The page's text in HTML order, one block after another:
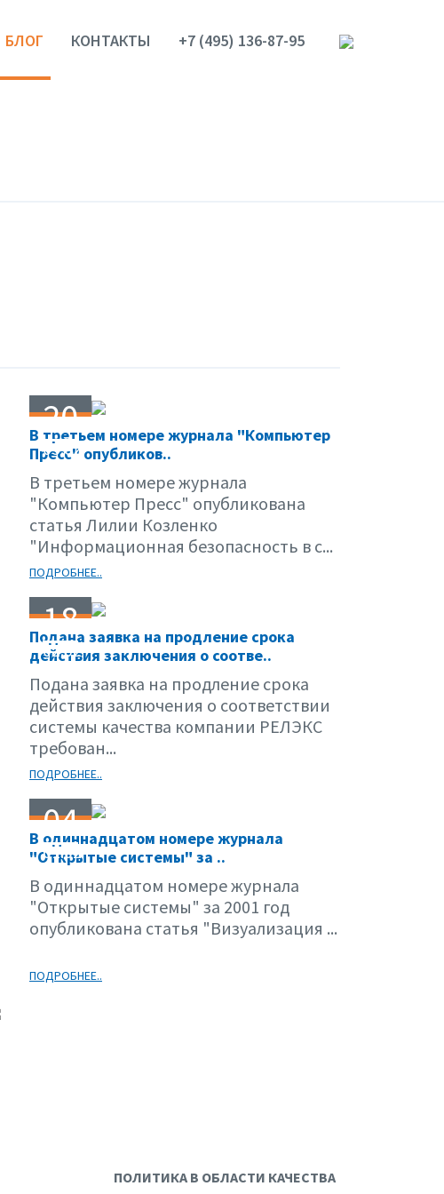
БЛОГ КОНТАКТЫ +7 (495) 136-87-95
20
05.02
В третьем номере журнала "Компьютер
Пресс" опубликов..
В третьем номере журнала
"Компьютер Пресс" опубликована
статья Лилии Козленко
"Информационная безопасность в с...
ПОДРОБНЕЕ..
18
02.02
Подана заявка на продление срока
действия заключения о соотве..
Подана заявка на продление срока
действия заключения о соответствии
системы качества компании РЕЛЭКС
требован...
ПОДРОБНЕЕ..
04
01.02
В одиннадцатом номере журнала
"Открытые системы" за ..
В одиннадцатом номере журнала
"Открытые системы" за 2001 год
опубликована статья "Визуализация ...
ПОДРОБНЕЕ..
ПОЛИТИКА В ОБЛАСТИ КАЧЕСТВА